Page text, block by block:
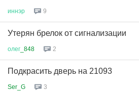
иннэр 9
Утерян брелок от сигнализации
олег _848 2
Подкрасить дверь на 21093
Ser_G 3